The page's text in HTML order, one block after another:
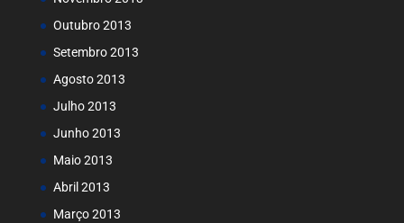
Outubro 2013
Setembro 2013
Agosto 2013
Julho 2013
Junho 2013
Maio 2013
Abril 2013
Março 2013